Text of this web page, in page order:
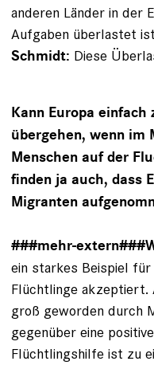
anderen Länder in der
Aufgaben überlastet
Schmidt: Diese
Kann Europa einfach
übergehen, wenn im
Menschen auf der
finden ja auch, dass
Migranten
###mehr-extern###
ein starkes Beispiel
Flüchtlinge akzeptiert.
groß geworden durch
gegenüber eine
Flüchtlingshilfe ist zu